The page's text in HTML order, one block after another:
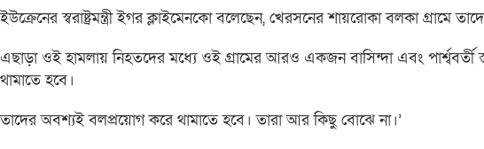
ইউক্রেনের স্বরাষ্ট্রমন্ত্রী ইগর ক্লাইমেনকো বলেছেন, খেরসনের শায়রোকা বলকা গ্রামে
এছাড়া ওই হামলায় নিহতদের মধ্যে ওই গ্রামের আরও একজন বাসিন্দা এবং পার্শ্ববর্তী
থামাতে হবে।
তাদের অবশ্যই বলপ্রয়োগ করে থামাতে হবে। তারা আর কিছু বোঝে না।’